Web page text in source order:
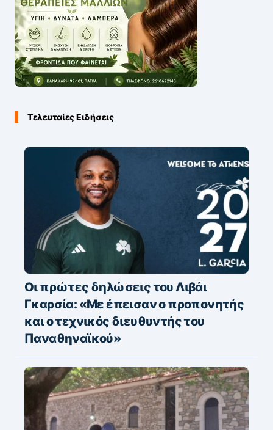
Τελευταίες Ειδήσεις
Οι πρώτες δηλώσεις του Λιβάι
Γκαρσία: «Με έπεισαν ο προπονητής
και ο τεχνικός διευθυντής του
Παναθηναϊκού»